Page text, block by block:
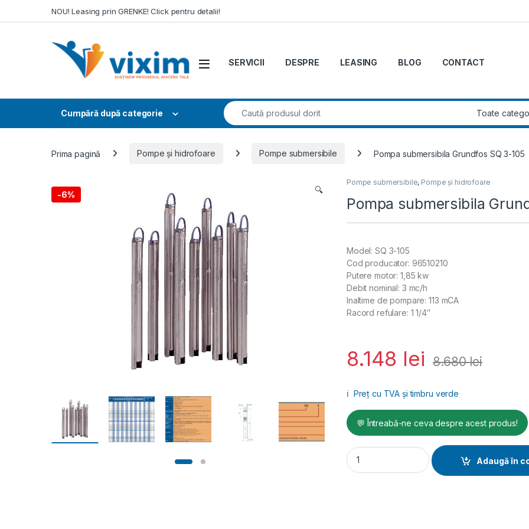
NOU! Leasing prin GRENKE! Click pentru detalii!
SERVICII DESPRE LEASING BLOG CONTACT
Cumpără după categorie
Search for:
Prima pagină Pompe și hidrofoare Pompe submersibile Pompa submersibila Grundfos SQ 3-105
-6% 🔍
Pompe submersibile, Pompe și hidrofoare
Pompa submersibila
Model: SQ 3-105
Cod producator: 96510210
Putere motor: 1,85 kw
Debit nominal: 3 mc/h
Inaltime de pompare: 113 mCA
Racord refulare: 1 1/4″
8.148 lei 8.680lei
ℹ️ Preț cu TVA și timbru verde
💬 Întreabă-ne ceva despre acest produs!
Pompa submersibila Grundfos SQ 3-105
Adaugă în